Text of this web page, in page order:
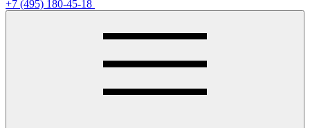
+7 (495) 180-45-18